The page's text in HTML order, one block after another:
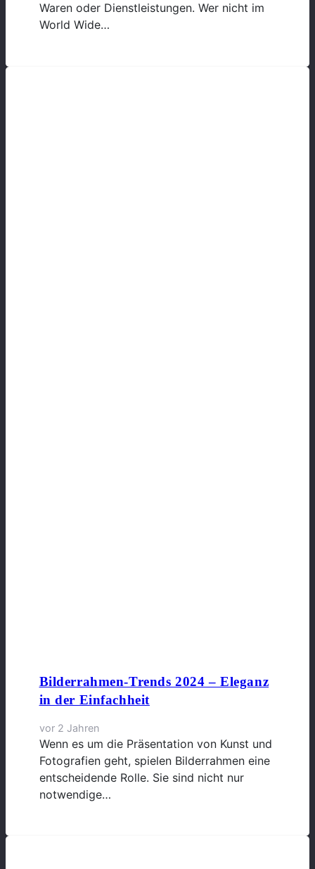
Waren oder Dienstleistungen. Wer nicht im
World Wide…
Bilderrahmen-Trends 2024 – Eleganz
in der Einfachheit
vor 2 Jahren
Wenn es um die Präsentation von Kunst und
Fotografien geht, spielen Bilderrahmen eine
entscheidende Rolle. Sie sind nicht nur
notwendige…